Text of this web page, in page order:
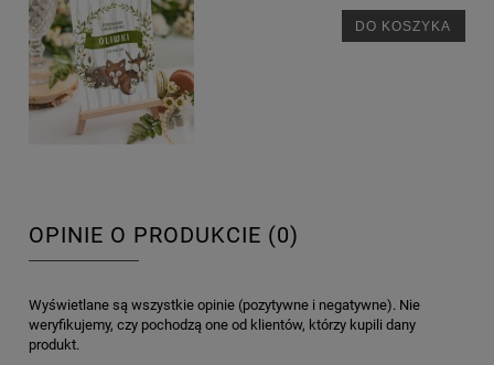
DO KOSZYKA
OPINIE O PRODUKCIE (0)
Wyświetlane są wszystkie opinie (pozytywne i negatywne). Nie
weryfikujemy, czy pochodzą one od klientów, którzy kupili dany
produkt.